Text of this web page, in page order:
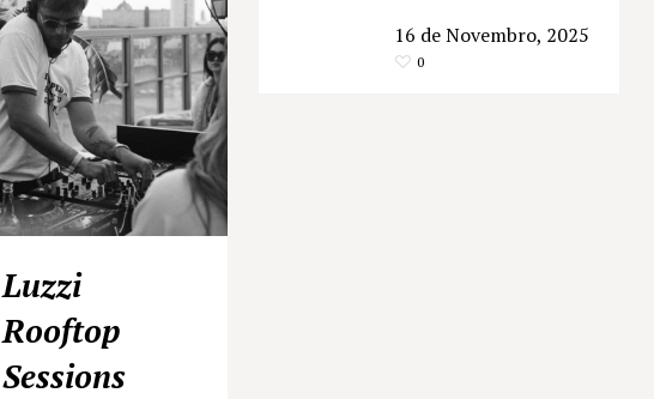
16 de Novembro, 2025
0
Luzzi
Rooftop
Sessions